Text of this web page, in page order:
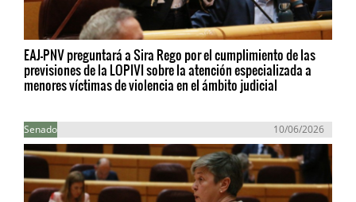
EAJ-PNV preguntará a Sira Rego por el cumplimiento de las
previsiones de la LOPIVI sobre la atención especializada a
menores víctimas de violencia en el ámbito judicial
Senado 10/06/2026